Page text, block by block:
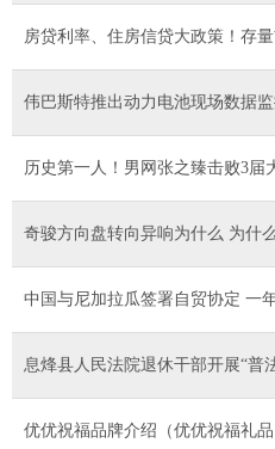
房贷利率、住房信贷大政策！存
伟巴斯特推出动力电池现场数据
历史第一人！男网张之臻击败3届
奇骏方向盘转向异响为什么 为什
中国与尼加拉瓜签署自贸协定 一
息烽县人民法院退休干部开展“普
优优祝福品牌介绍（优优祝福礼品